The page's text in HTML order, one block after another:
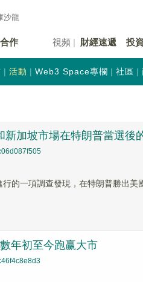
沙龍
合作 視頻 財經速遞 投
活動 Web3 Space專欄 社區
新加坡市場在特朗普當選後
的一項調查發現，在特朗普勝出
年初至今跑赢大市